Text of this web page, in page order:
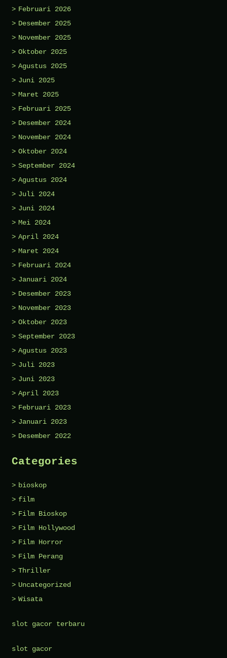
Februari 2026
Desember 2025
November 2025
Oktober 2025
Agustus 2025
Juni 2025
Maret 2025
Februari 2025
Desember 2024
November 2024
Oktober 2024
September 2024
Agustus 2024
Juli 2024
Juni 2024
Mei 2024
April 2024
Maret 2024
Februari 2024
Januari 2024
Desember 2023
November 2023
Oktober 2023
September 2023
Agustus 2023
Juli 2023
Juni 2023
April 2023
Februari 2023
Januari 2023
Desember 2022
Categories
bioskop
film
Film Bioskop
Film Hollywood
Film Horror
Film Perang
Thriller
Uncategorized
Wisata
slot gacor terbaru
slot gacor